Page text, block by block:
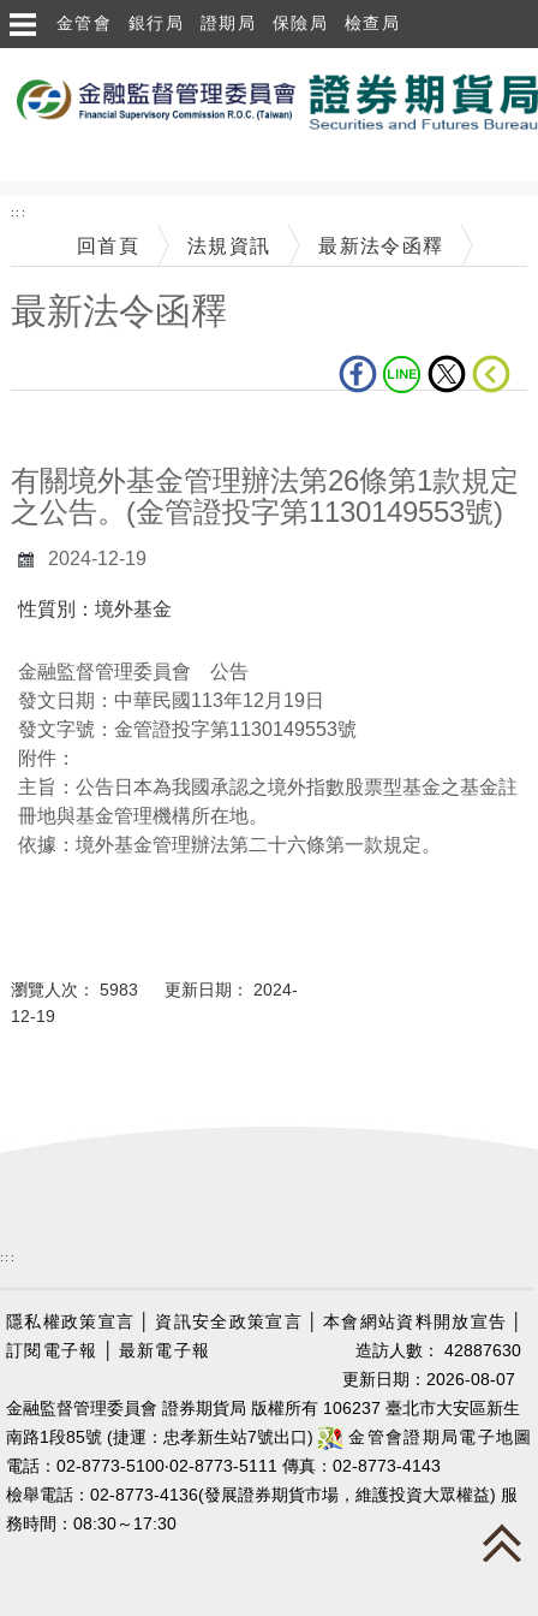
跳到主要內容區塊
金管會 銀行局 證期局 保險局 檢查局
:::
回首頁 法規資訊 最新法令函釋
最新法令函釋
有關境外基金管理辦法第26條第1款規定
之公告。(金管證投字第1130149553號)
2024-12-19
性質別：境外基金
金融監督管理委員會 公告
發文日期：中華民國113年12月19日
發文字號：金管證投字第1130149553號
附件：
主旨：公告日本為我國承認之境外指數股票型基金之基金註
冊地與基金管理機構所在地。
依據：境外基金管理辦法第二十六條第一款規定。
瀏覽人次： 5983 更新日期： 2024-
12-19
:::
隱私權政策宣言 資訊安全政策宣言 │本會網站資料開放宣告
訂閱電子報
最新電子報
造訪人數： 42887630
更新日期：2026-08-07
金融監督管理委員會 證券期貨局 版權所有 106237 臺北市大安區新生
南路1段85號 (捷運：忠孝新生站7號出口)
金管會證期局電子地圖
電話：02-8773-5100‧02-8773-5111 傳真：02-8773-4143
檢舉電話：02-8773-4136(發展證券期貨市場，維護投資大眾權益) 服
務時間：08:30～17:30